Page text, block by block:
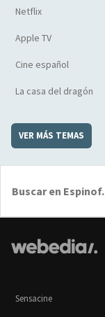
Netflix
Apple TV
Cine español
La casa del dragón
VER MÁS TEMAS
Sensacine